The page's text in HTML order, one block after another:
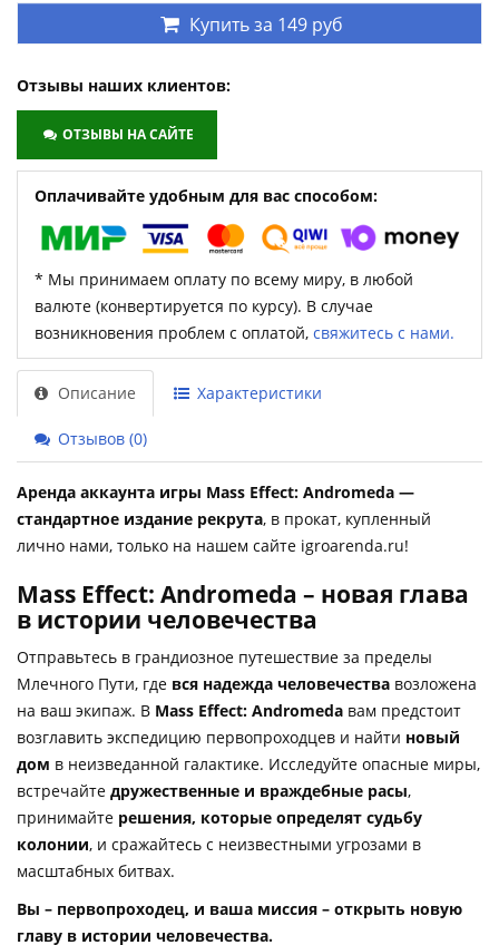
Купить за 149 руб
Отзывы наших клиентов:
ОТЗЫВЫ НА САЙТЕ
Оплачивайте удобным для вас способом:
* Мы принимаем оплату по всему миру, в любой
валюте (конвертируется по курсу). В случае
возникновения проблем с оплатой, свяжитесь с нами.
Описание Характеристики
Отзывов (0)
Аренда аккаунта игры Mass Effect: Andromeda —
стандартное издание рекрута, в прокат, купленный
лично нами, только на нашем сайте igroarenda.ru!
Mass Effect: Andromeda – новая глава
в истории человечества
Отправьтесь в грандиозное путешествие за пределы
Млечного Пути, где вся надежда человечества возложена
на ваш экипаж. В Mass Effect: Andromeda вам предстоит
возглавить экспедицию первопроходцев и найти новый
дом в неизведанной галактике. Исследуйте опасные миры,
встречайте дружественные и враждебные расы,
принимайте решения, которые определят судьбу
колонии, и сражайтесь с неизвестными угрозами в
масштабных битвах.
Вы – первопроходец, и ваша миссия – открыть новую
главу в истории человечества.